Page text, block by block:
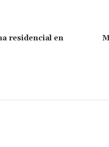
ge m Li ar
residencial en